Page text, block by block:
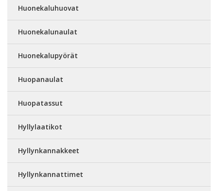
Huonekaluhuovat
Huonekalunaulat
Huonekalupyörät
Huopanaulat
Huopatassut
Hyllylaatikot
Hyllynkannakkeet
Hyllynkannattimet